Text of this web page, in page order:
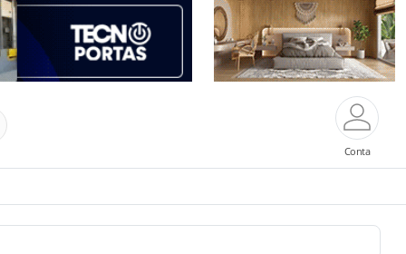
Conta